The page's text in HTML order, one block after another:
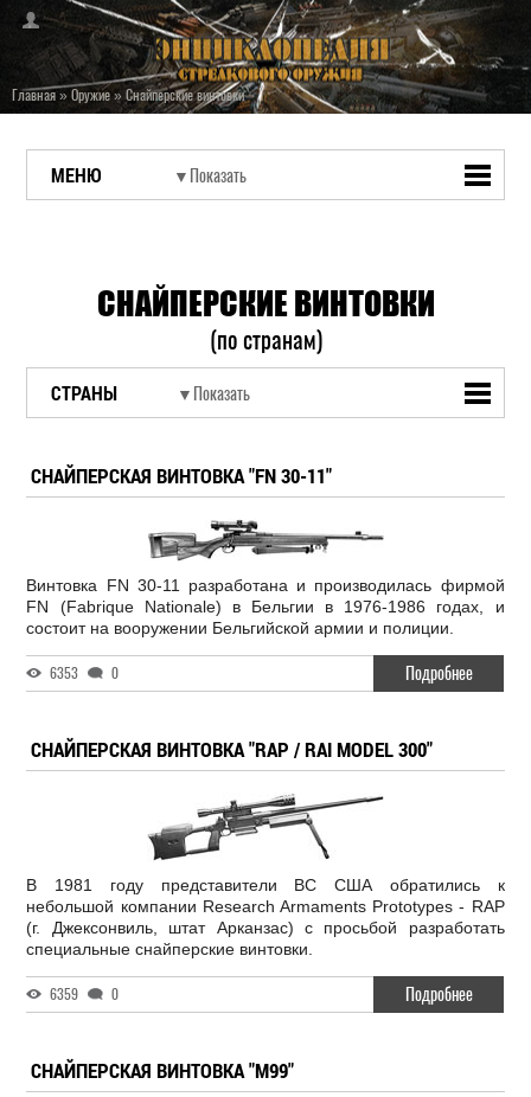
Главная»Оружие» Снайперские винтовки
МЕНЮ
СНАЙПЕРСКИЕ ВИНТОВКИ
(по странам)
СТРАНЫ
СНАЙПЕРСКАЯ ВИНТОВКА "FN 30-11"
Винтовка FN 30-11 разработана и производилась фирмой
FN (Fabrique Nationale) в Бельгии в 1976-1986 годах, и
состоит на вооружении Бельгийской армии и полиции.
6353 0 Подробнее
СНАЙПЕРСКАЯ ВИНТОВКА "RAP / RAI MODEL 300"
В 1981 году представители ВС США обратились к
небольшой компании Research Armaments Prototypes - RAP
(г. Джексонвиль, штат Арканзас) с просьбой разработать
специальные снайперские винтовки.
6359 0 Подробнее
СНАЙПЕРСКАЯ ВИНТОВКА "M99"